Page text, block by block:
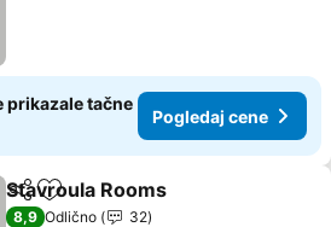
prikazale tačne
Pogledaj cene
Deli Dodati u favorite
Stavroula Rooms
8,9 Odlično
32